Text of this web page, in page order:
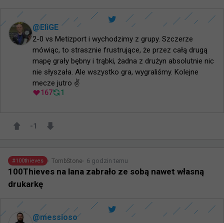
@ EliGE
2-0 vs Metizport i wychodzimy z grupy. Szczerze
mówiąc, to strasznie frustrujące, że przez całą drugą
mapę grały bębny i trąbki, żadna z drużyn absolutnie nic
nie słyszała. Ale wszystko gra, wygraliśmy. Kolejne
mecze jutro ✌️
167 1
-1
#100thieves TombStone 6 godzin temu
100Thieves na lana zabrało ze sobą nawet własną
drukarkę
@messioso